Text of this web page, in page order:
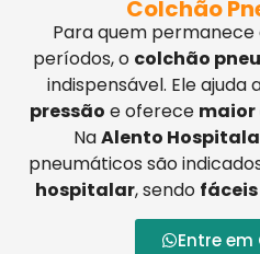
Colchão
Para quem
períodos, o colchão
indispensável. Ele ajuda
pressão e oferece maior
NaAlento
pneumáticos são
hospitalar, sendo
Entre